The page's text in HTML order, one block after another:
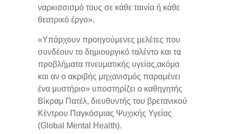
ναρκισσισμό τους σε κάθε ταινία ή κάθε
θεατρικό έργο».
«Υπάρχουν προηγούμενες μελέτες που
συνδέουν το δημιουργικό ταλέντο και τα
προβλήματα πνευματικής υγείας,ακόμα
και αν ο ακριβής μηχανισμός παραμένει
ένα μυστήριο» υποστηρίζει ο καθηγητής
Βίκραμ Πατέλ, διευθυντής του βρετανικού
Κέντρου Παγκόσμιας Ψυχικής Υγείας
(Global Mental Health).